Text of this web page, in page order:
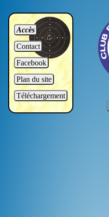
Accès
Contact
Facebook
Plan du site
Téléchargement